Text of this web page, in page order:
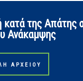
κατά της Απάτης
Ανάκαμψης
ΑΡΧΕΊΟΥ